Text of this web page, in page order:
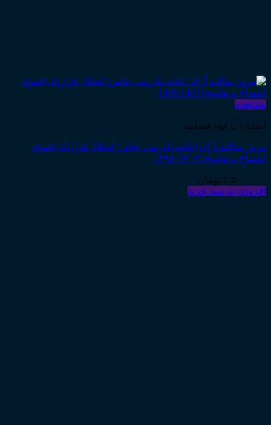
مشاهده
انتشارات قوه قضاییه
مرور سالانه آرای اعاده دادرسی خاص؛ انحلال قرارداد (فسخ،
انفساخ و تفاسخ) ۱۴۰۳-۱۳۹۸
۱,۵۰۰,۰۰۰ تومان
افزودن به سبد خرید